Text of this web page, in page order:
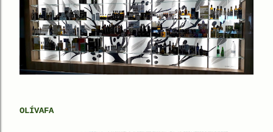
OLÍVAFA